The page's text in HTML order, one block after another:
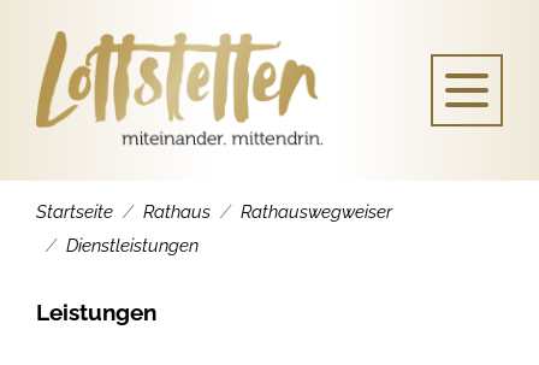
Startseite Rathaus
Rathauswegweiser
Dienstleistungen
Leistungen